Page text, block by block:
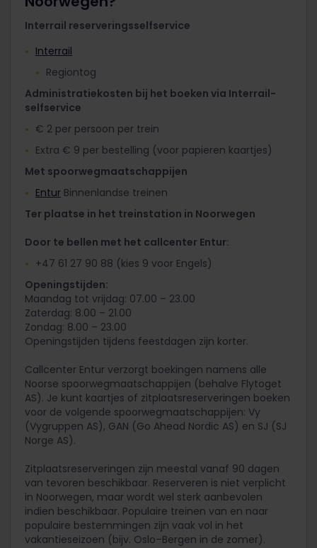
Interrail reserveringsselfservice
Interrail
Regiontog
Administratiekosten bij het boeken via Interrail-
selfservice
€ 2 per persoon per trein
Extra € 9 per bestelling (voor papieren kaartjes)
Met spoorwegmaatschappijen
Entur Binnenlandse treinen
Ter plaatse in het treinstation in Noorwegen
Door te bellen met het callcenter Entur:
+47 61 27 90 88 (kies 9 voor Engels)
Openingstijden:
Maandag tot vrijdag: 07.00 – 23.00
Zaterdag: 8.00 – 21.00
Zondag: 8.00 – 23.00
Openingstijden tijdens feestdagen zijn korter.
Callcenter Entur verzorgt boekingen namens alle
Noorse spoorwegmaatschappijen (behalve Flytoget
AS). Je kunt kaartjes of zitplaatsreserveringen boeken
voor de volgende spoorwegmaatschappijen: Vy
(Vygruppen AS), GAN (Go Ahead Nordic AS) en SJ (SJ
Norge AS).
Zitplaatsreserveringen zijn meestal vanaf 90 dagen
van tevoren beschikbaar. Reserveren is niet verplicht
in Noorwegen, maar wordt wel sterk aanbevolen
indien beschikbaar. Populaire treinen van en naar
populaire bestemmingen zijn vaak vol in het
vakantieseizoen (bijv. Oslo–Bergen in de zomer).